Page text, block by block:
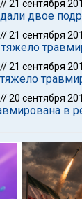
//21 сентября
двое
//21 сентября
//21 сентября
//20 сентября
в